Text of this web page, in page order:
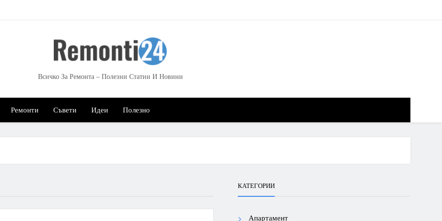
Всичко За Ремонта – Полезни Статии И Новини
Ремонти Съвети Идеи Полезно
КАТЕГОРИИ
Апартамент